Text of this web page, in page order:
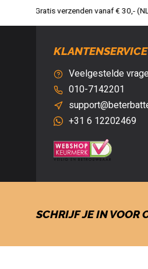
Verzendkosten € 2,95
KLANTENSERVICE
Veelgestelde
010-7142201
+31 6 12202469
SCHRIJF JE IN VOOR